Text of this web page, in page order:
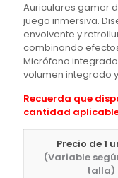
Auriculares gamer
juego inmersiva.
envolvente y
combinando
Micrófono
volumen integrado
Recuerda que
cantidad
Precio de 1
(Variable
talla)